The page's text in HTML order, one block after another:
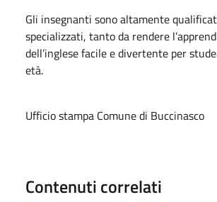
Gli insegnanti sono altamente
specializzati, tanto da rendere
dell’inglese facile e divertente per
età.
Ufficio stampa Comune di Buccinasco
Contenuti correlati